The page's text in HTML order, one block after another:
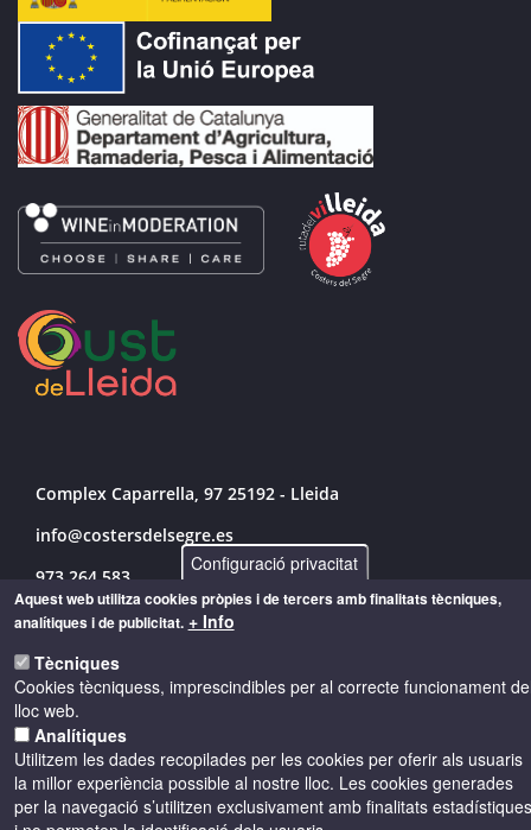
Complex Caparrella, 97 25192 - Lleida
info@costersdelsegre.es
973 264 583
© Copyright 2026 - Drets reservats
Accessibilitat
Política de privacitat
Configuració privacitat
Aquest web utilitza cookies pròpies i de tercers amb finalitats tècniques,
analítiques i de publicitat. + Info
Tècniques
Cookies tècniquess, imprescindibles per al correcte funcionament
lloc web.
Analítiques
Utilitzem les dades recopilades per les cookies per oferir als usuaris
la millor experiència possible al nostre lloc. Les cookies generades
per la navegació s’utilitzen exclusivament amb finalitats estadístiques